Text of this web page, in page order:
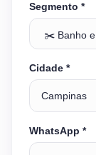
Segmento *
Cidade *
WhatsApp *